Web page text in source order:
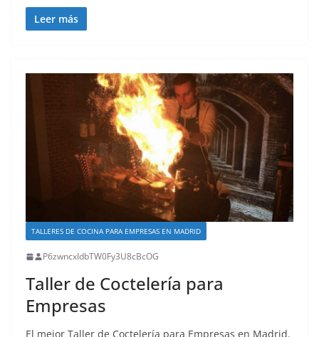
Leer más
TALLERES DE COCINA PARA EMPRESAS EN MADRID
P6zwncxIdbTW0Fy3U8cBcOG
Taller de Coctelería para
Empresas
El mejor Taller de Coctelería para Empresas en Madrid.